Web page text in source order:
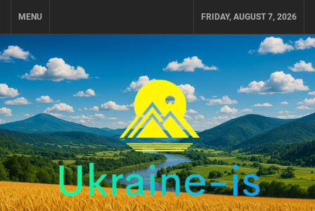
MENU FRIDAY, AUGUST 7, 2026